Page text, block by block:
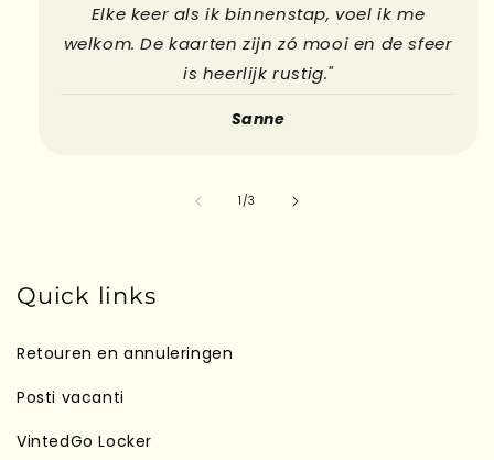
Elke keer als ik binnenstap, voel ik me
welkom. De kaarten zijn zó mooi en de sfeer
is heerlijk rustig."
Sanne
1/su
3
Quick links
Retouren en annuleringen
Posti vacanti
VintedGo Locker